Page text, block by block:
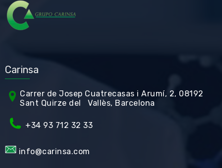
Carinsa
Carrer de Josep Cuatrecasas i Arumí, 2, 08192
Sant Quirze del Vallès, Barcelona
+34 93 712 32 33
info@carinsa.com